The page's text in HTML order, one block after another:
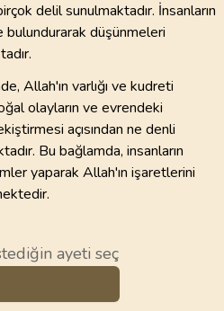
delil sunulmaktadır. İnsanların
düşünmeleri
Allah'ın varlığı ve kudreti
olayların ve evrendeki
açısından ne denli
Bu bağlamda, insanların
yaparak Allah'ın işaretlerini
ayeti seç